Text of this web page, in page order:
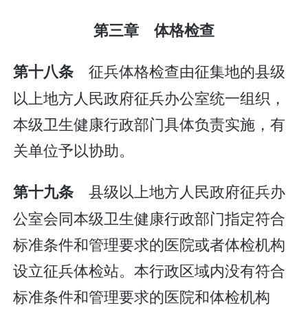
第三章 体格检查
第十八条 征兵体格检查由征集地的县级
以上地方人民政府征兵办公室统一组织，
本级卫生健康行政部门具体负责实施，有
关单位予以协助。
第十九条 县级以上地方人民政府征兵办
公室会同本级卫生健康行政部门指定符合
标准条件和管理要求的医院或者体检机构
设立征兵体检站。本行政区域内没有符合
标准条件和管理要求的医院和体检机构